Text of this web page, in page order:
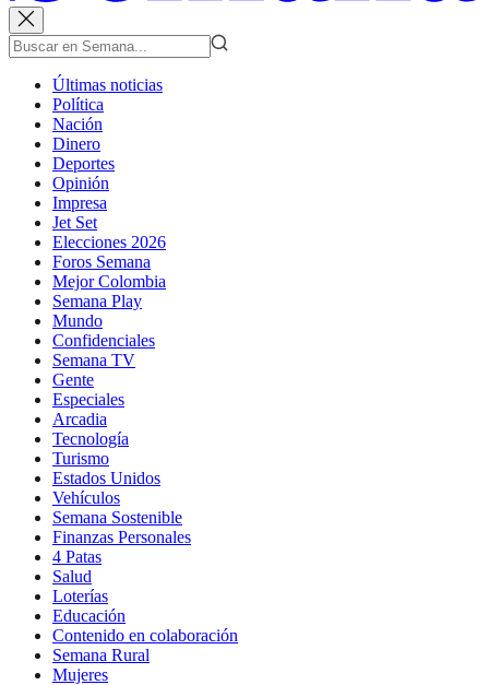
Últimas noticias
Política
Nación
Dinero
Deportes
Opinión
Impresa
Jet Set
Elecciones 2026
Foros Semana
Mejor Colombia
Semana Play
Mundo
Confidenciales
Semana TV
Gente
Especiales
Arcadia
Tecnología
Turismo
Estados Unidos
Vehículos
Semana Sostenible
Finanzas Personales
4 Patas
Salud
Loterías
Educación
Contenido en colaboración
Semana Rural
Mujeres